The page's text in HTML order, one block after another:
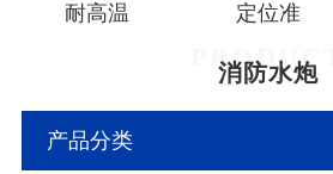
耐高温 定位准
PRODUCT
消防水炮
产品分类